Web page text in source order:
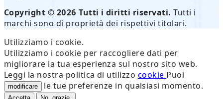
Copyright © 2026 Tutti i diritti riservati.Tutti i
marchi sono di proprietà dei rispettivi titolari.
Utilizziamo i cookie.
Utilizziamo i cookie per raccogliere dati per
migliorare la tua esperienza sul nostro sito web.
Leggi la nostra politica di utilizzo cookie Puoi
modificare le tue preferenze in qualsiasi momento.